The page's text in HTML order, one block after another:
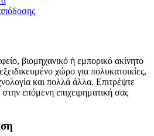
βιομηχανικό ή εμπορικό ακίνητο
χώρο για πολυκατοικίες,
και πολλά άλλα. Επιτρέψτε
επόμενη επιχειρηματική σας